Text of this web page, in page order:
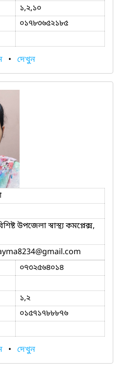
১,২,১০
০১৭৮৩৬৫২১৮৫
• দেখুন
উপজেলা স্বাস্থ্য কমপ্লেক্স,
@gmail.com
০৭৩২৫৬৪০১৪
১,২
০১৫৭১৭৮৮৮৭৬
• দেখুন